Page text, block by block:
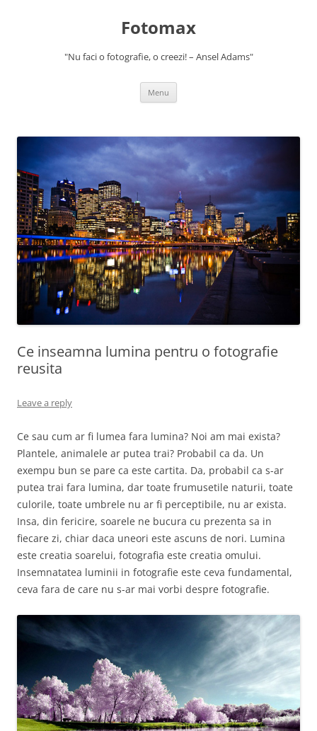
Fotomax
"Nu faci o fotografie, o creezi! – Ansel Adams"
Menu
Ce inseamna lumina pentru o fotografie
reusita
Leave a reply
Ce sau cum ar fi lumea fara lumina? Noi am mai exista?
Plantele, animalele ar putea trai? Probabil ca da. Un
exempu bun se pare ca este cartita. Da, probabil ca s-ar
putea trai fara lumina, dar toate frumusetile naturii, toate
culorile, toate umbrele nu ar fi perceptibile, nu ar exista.
Insa, din fericire, soarele ne bucura cu prezenta sa in
fiecare zi, chiar daca uneori este ascuns de nori. Lumina
este creatia soarelui, fotografia este creatia omului.
Insemnatatea luminii in fotografie este ceva fundamental,
ceva fara de care nu s-ar mai vorbi despre fotografie.